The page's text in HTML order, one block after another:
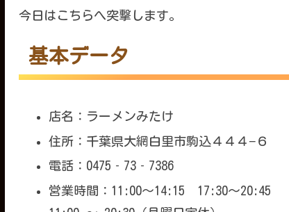
今日はこちらへ突撃します。
基本データ
店名：ラーメンみたけ
住所：千葉県大網白里市駒込４４４−６
電話：0475‐73‐7386
営業時間：11:00～